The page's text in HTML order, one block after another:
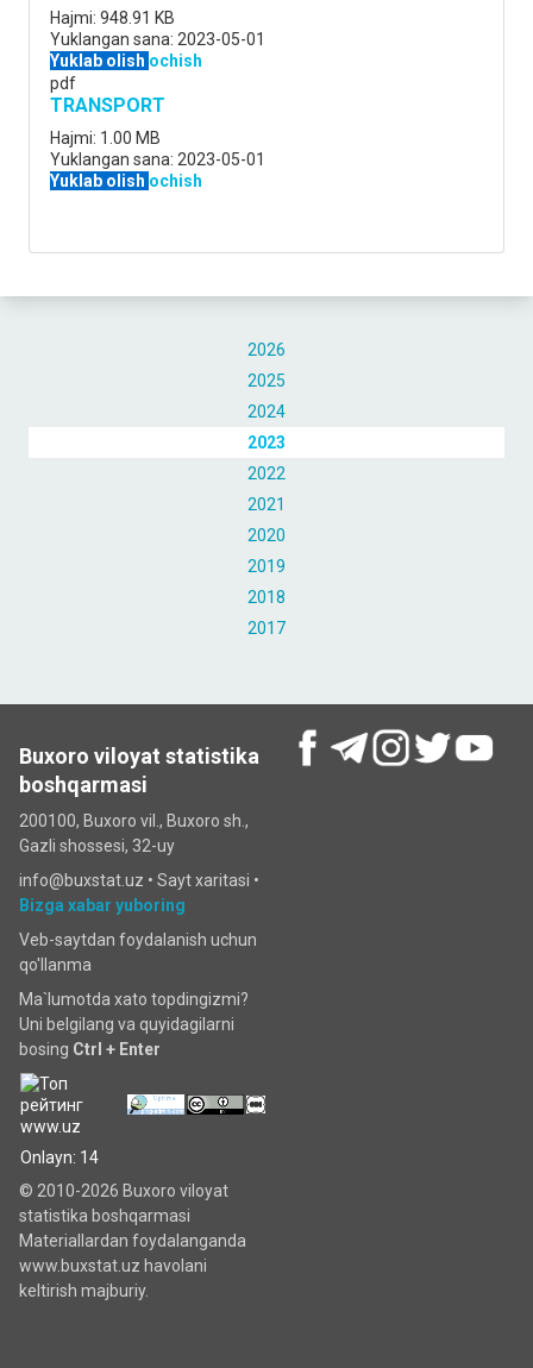
2026
2025
2024
2023
2022
2021
2020
2019
2018
2017
Hajmi: 948.91 KB
Yuklangan sana: 2023-05-01
Yuklab olish ochish
pdf
TRANSPORT
Hajmi: 1.00 MB
Yuklangan sana: 2023-05-01
Yuklab olish ochish
Buxoro viloyat statistika
boshqarmasi
200100, Buxoro vil., Buxoro sh.,
Gazli shossesi, 32-uy
info@buxstat.uz • Sayt xaritasi •
Bizga xabar yuboring
Veb-saytdan foydalanish uchun
qo'llanma
Ma`lumotda xato topdingizmi?
Uni belgilang va quyidagilarni
bosing Ctrl + Enter
Onlayn: 14
© 2010-2026 Buxoro viloyat
statistika boshqarmasi
Materiallardan foydalanganda
www.buxstat.uz havolani
keltirish majburiy.